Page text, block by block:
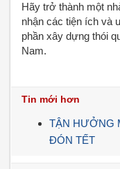
Hãy trở thành một
nhận các tiện ích và
phần xây dựng thói
Nam.
Tin mới hơn
TẬN HƯỞNG
ĐÓN TẾT